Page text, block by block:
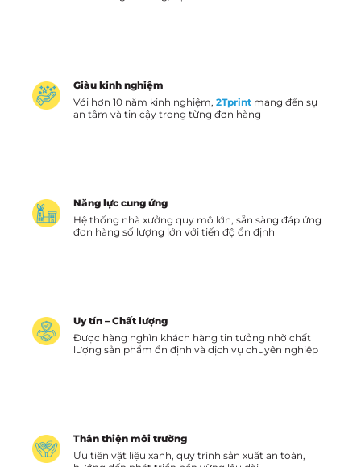
Giàu kinh nghiệm
Với hơn 10 năm kinh nghiệm, 2Tprintmang đến sự
an tâm và tin cậy trong từng đơn hàng
Năng lực cung ứng
Hệ thống nhà xưởng quy mô lớn, sẵn sàng đáp ứng
đơn hàng số lượng lớn với tiến độ ổn định
Uy tín – Chất lượng
Được hàng nghìn khách hàng tin tưởng nhờ chất
lượng sản phẩm ổn định và dịch vụ chuyên nghiệp
Thân thiện môi trường
Ưu tiên vật liệu xanh, quy trình sản xuất an toàn,